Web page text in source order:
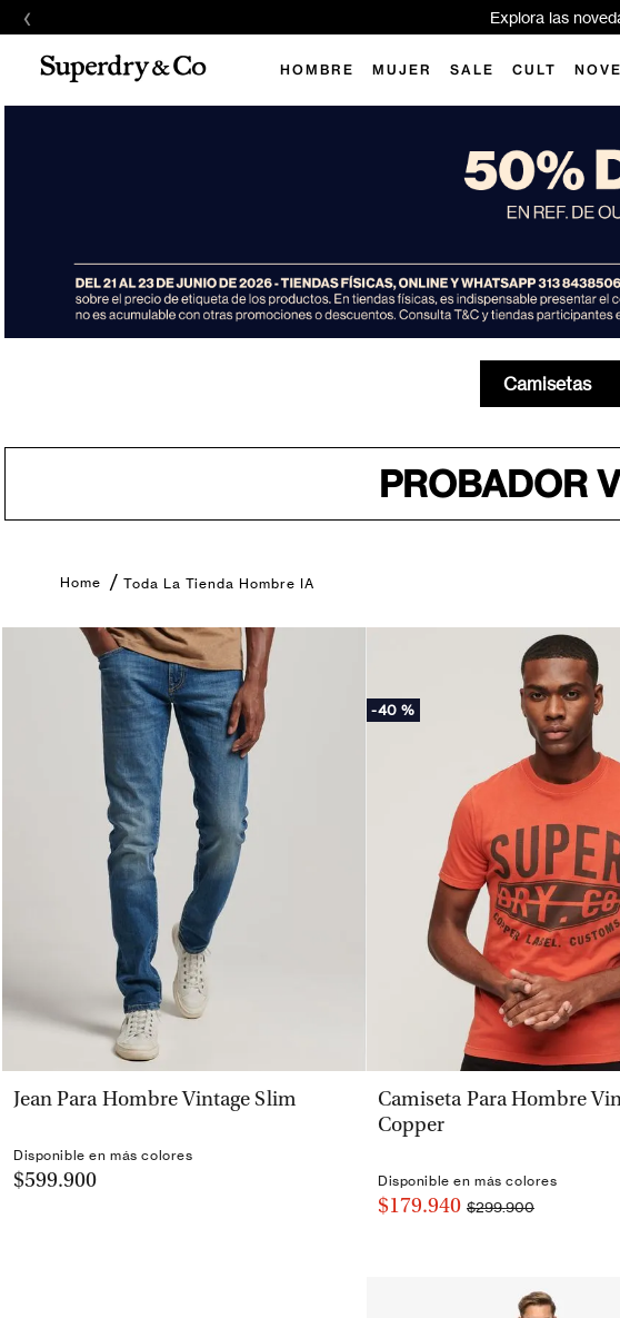
‹ Explora las
HOMBRE MUJER SALE CULT
Camisetas
PROBADOR
Toda La Tienda Hombre IA
VISTA RÁPIDA
Jean Para Hombre Vintage Slim
Disponible en más colores
$599.900
-40 %
VISTA RÁPIDA
Camiseta Para Hombre
Copper
Disponible en más colores
$179.940 $299.900